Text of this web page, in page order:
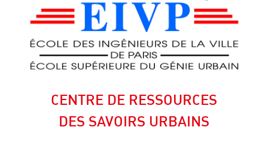
CENTRE DE RESSOURCES
DES SAVOIRS URBAINS